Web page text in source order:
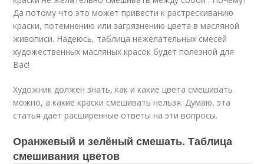
Да потому что это может привести к растрескиванию
краски, потемнению или загрязнению цвета в масляной
живописи. Надеюсь, таблица нежелательных смесей
художественных масляных красок будет полезной для
Вас!
Художник должен знать, как и какие цвета смешивать
можно, а какие краски смешивать нельзя. Думаю, эта
статья дает расширенные ответы на эти вопросы.
Оранжевый и зелёный смешать. Таблица
смешивания цветов